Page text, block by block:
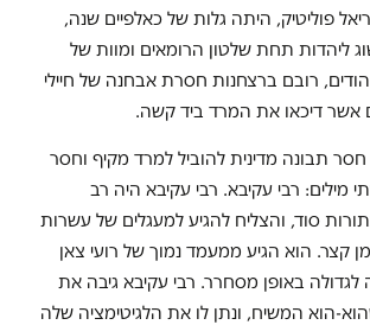
פוליטיק, היתה גלות של כאלפיים שנה,
ליהדות תחת שלטון הרומאים ומוות של
יהודים, רובם ברצחנות חסרת אבחנה של חיילי
אשר דיכאו את המרד ביד קשה.
חסר תבונה מדינית להוביל למרד מקיף וחסר
מילים: רבי עקיבא. רבי עקיבא היה רב
סוד, והצליח להגיע למעגלים של עשרות
קצר. הוא הגיע ממעמד נמוך של רועי צאן
לגדולה באופן מסחרר. רבי עקיבא גיבה את
הוא המשיח, ונתן לו את הלגיטימציה שלה